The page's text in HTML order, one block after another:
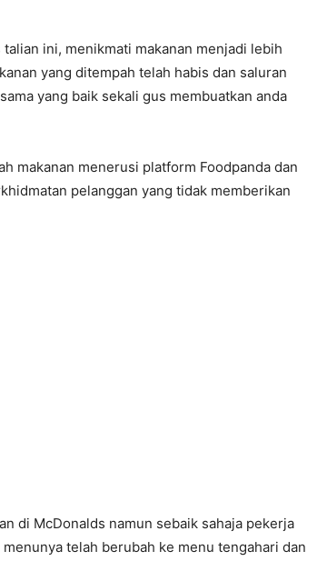
ini, menikmati makanan menjadi lebih
yang ditempah telah habis dan saluran
yang baik sekali gus membuatkan anda
makanan menerusi platform Foodpanda dan
pelanggan yang tidak memberikan
di McDonalds namun sebaik sahaja pekerja
telah berubah ke menu tengahari dan